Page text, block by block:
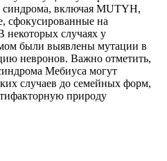
синдрома, включая MUTYH,
сфокусированные на
некоторых случаях у
были выявлены мутации в
невронов. Важно отметить,
Мебиуса могут
случаев до семейных форм,
природу